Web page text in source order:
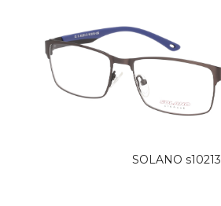
SOLANO s10213